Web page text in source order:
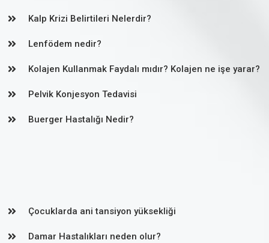
Kalp Krizi Belirtileri Nelerdir?
Lenfödem nedir?
Kolajen Kullanmak Faydalı mıdır? Kolajen ne işe yarar?
Pelvik Konjesyon Tedavisi
Buerger Hastalığı Nedir?
Çocuklarda ani tansiyon yüksekliği
Damar Hastalıkları neden olur?